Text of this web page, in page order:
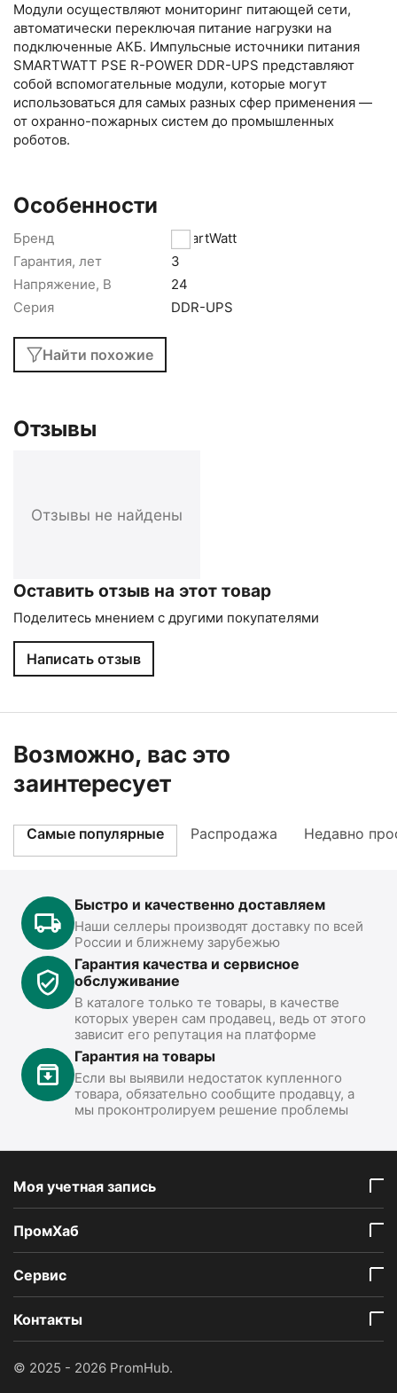
Модули осуществляют мониторинг питающей сети,
автоматически переключая питание нагрузки на
подключенные АКБ. Импульсные источники питания
SMARTWATT PSE R-POWER DDR-UPS представляют
собой вспомогательные модули, которые могут
использоваться для самых разных сфер применения —
от охранно-пожарных систем до промышленных
роботов.
Особенности
Бренд
SmartWatt
Гарантия, лет
3
Напряжение, В
24
Серия
DDR-UPS
Найти похожие
Отзывы
Отзывы не найдены
Оставить отзыв на этот товар
Поделитесь мнением с другими покупателями
Написать отзыв
Возможно, вас это
заинтересует
Самые популярные Распродажа Недавно
Быстро и качественно доставляем
Наши селлеры производят доставку по всей
России и ближнему зарубежью
Гарантия качества и сервисное
обслуживание
В каталоге только те товары, в качестве
которых уверен сам продавец, ведь от этого
зависит его репутация на платформе
Гарантия на товары
Если вы выявили недостаток купленного
товара, обязательно сообщите продавцу, а
мы проконтролируем решение проблемы
Моя учетная запись
ПромХаб
Сервис
Контакты
© 2025 - 2026 PromHub.